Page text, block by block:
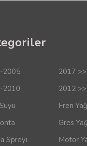
2005
2017 >>
2010
2012 >>
Fren
Gres
Spreyi
Motor